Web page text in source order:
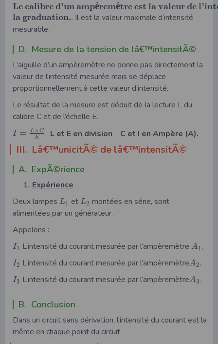
Le calibred’unampèremètreest lavaleurdel’int
la graduation.. Il est la valeur maximale d’intensité
mesurable.
D. Mesure de la tension de lâ€™intensitÃ©
L’aiguille d’un ampèremètre ne donne pas directement la
valeur de l’intensité mesurée mais se déplace
proportionnellement à cette valeur d’intensité.
Le résultat de la mesure est déduit de la lecture L du
calibre C et de l’échelle E.
I = L ×C
E
L et E en division C et I en Ampère (A).
III. Lâ€™unicitÃ© de lâ€™intensitÃ©
A. ExpÃ©rience
Expérience
Deux lampes L1 et L2 montées en série, sont
alimentées par un générateur.
Appelons :
I1 L’intensité du courant mesurée par l’ampèremètreA1 ,
I2 L’intensité du courant mesurée par l’ampèremètreA2,
I3 L’intensité du courant mesurée par l’ampèremètreA3.
B. Conclusion
Dans un circuit sans dérivation, l’intensité du courant est la
même en chaque point du circuit.